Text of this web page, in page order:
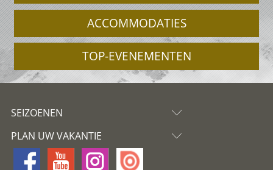
ACCOMMODATIES
TOP-EVENEMENTEN
SEIZOENEN
PLAN UW VAKANTIE